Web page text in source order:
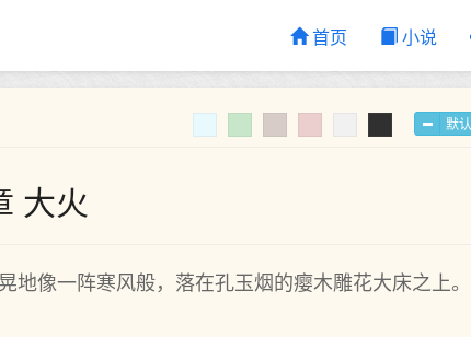
首页 小说
默认
大火
像一阵寒风般，落在孔玉烟的瘿木雕花大床之上。